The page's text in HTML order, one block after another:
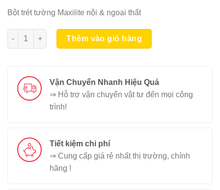
Bột trét tường Maxilite nội & ngoại thất
Bột Trét Maxilite Nội & Ngoại A502 29137 20KG số lượng
Thêm vào giỏ hàng
Vận Chuyển Nhanh Hiệu Quả
⇒ Hỗ trợ vận chuyển vật tư đến mọi công
trình!
Tiết kiệm chi phí
⇒ Cung cấp giá rẻ nhất thị trường, chính
hãng !